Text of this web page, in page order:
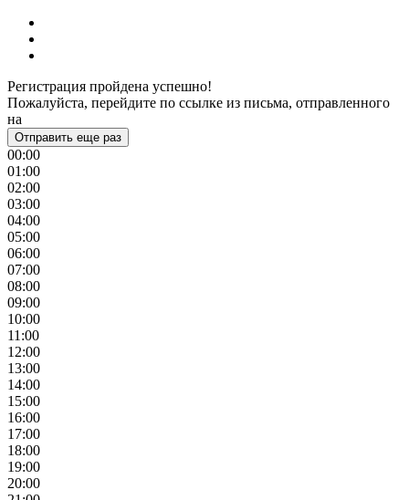
Регистрация пройдена успешно!
Пожалуйста, перейдите по ссылке из письма, отправленного
на
Отправить еще раз
00:00
01:00
02:00
03:00
04:00
05:00
06:00
07:00
08:00
09:00
10:00
11:00
12:00
13:00
14:00
15:00
16:00
17:00
18:00
19:00
20:00